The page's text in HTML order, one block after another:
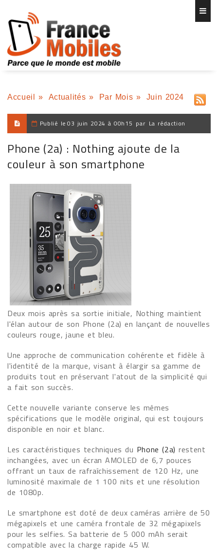
Accueil » Actualités » Par Mois » Juin 2024
Publié le 03 juin 2024 à 00h15 par La rédaction
Phone (2a) : Nothing ajoute de la
couleur à son smartphone
Deux mois après sa sortie initiale, Nothing maintient
l'élan autour de son Phone (2a) en lançant de nouvelles
couleurs rouge, jaune et bleu.
Une approche de communication cohérente et fidèle à
l'identité de la marque, visant à élargir sa gamme de
produits tout en préservant l'atout de la simplicité qui
a fait son succès.
Cette nouvelle variante conserve les mêmes
spécifications que le modèle original, qui est toujours
disponible en noir et blanc.
Les caractéristiques techniques du Phone (2a) restent
inchangées, avec un écran AMOLED de 6,7 pouces
offrant un taux de rafraîchissement de 120 Hz, une
luminosité maximale de 1 100 nits et une résolution
de 1080p.
Le smartphone est doté de deux caméras arrière de 50
mégapixels et une caméra frontale de 32 mégapixels
pour les selfies. Sa batterie de 5 000 mAh serait
compatible avec la charge rapide 45 W.